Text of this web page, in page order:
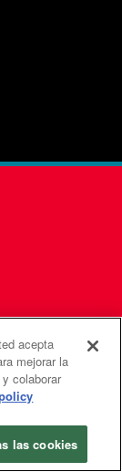
de la
Reservados
acepta
mejorar la
colaborar
las cookies